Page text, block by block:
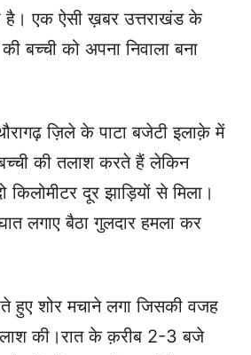
है। एक ऐसी ख़बर उत्तराखंड के
बच्ची को अपना निवाला बना
ज़िले के पाटा बजेटी इलाक़े में
की तलाश करते हैं लेकिन
दूर झाड़ियों से मिला।
लगाए बैठा गुलदार हमला कर
हुए शोर मचाने लगा जिसकी वजह
की।रात के क़रीब 2-3 बजे